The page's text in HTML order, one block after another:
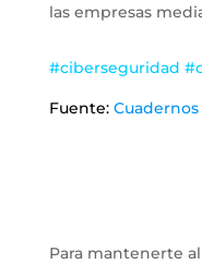
las empresas
#ciberseguridad
Fuente:
Para mantenerte